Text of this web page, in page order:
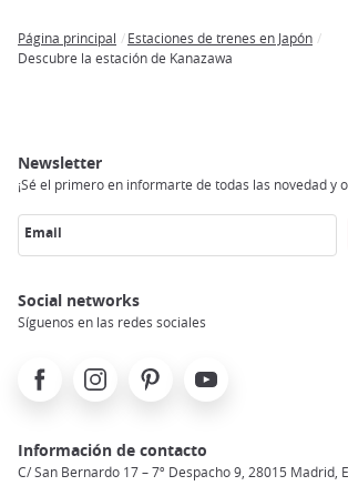
Breadcrumb
Página principal
Estaciones de trenes en Japón
Descubre la estación de Kanazawa
Newsletter
¡Sé el primero en informarte de todas las novedad y
Email
Social networks
Síguenos en las redes sociales
FacebookInstagramPinterest Youtube
Información de contacto
C/ San Bernardo 17 – 7º Despacho 9, 28015 Madrid,